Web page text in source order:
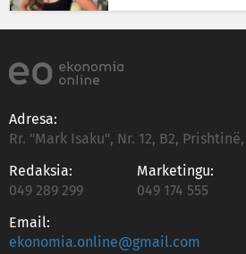
Adresa:
Rr. "Mark Isaku", Nr. 12, B2,
Redaksia:
049 289 299
Marketingu:
049 174 555
Email:
ekonomia.online@gmail.com